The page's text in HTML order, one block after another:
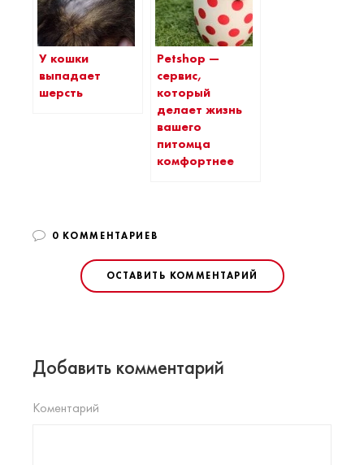
У кошки
выпадает
шерсть
Petshop —
сервис,
который
делает жизнь
вашего
питомца
комфортнее
0 КОММЕНТАРИЕВ
ОСТАВИТЬ КОММЕНТАРИЙ
Добавить комментарий
Коментарий